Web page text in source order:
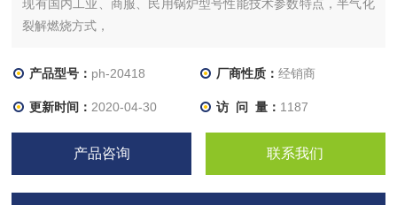
现有国内工业、商服、民用锅炉型号性能技术参数特点，半气化
裂解燃烧方式，
7.燃烧机外观应在使用后，定期清扫表面积木粉尘，以避免引燃
8.送风机鼓风叶片，应定期用高压空气清洁，避免长期积灰影响
送风量或造成噪音；
9.送料轴承应定期打黄油，以保证轴承润滑不卡死；
产品型号： ph-20418 厂商性质： 经销商
更新时间： 2020-04-30 访 问 量： 1187
产品咨询 联系我们